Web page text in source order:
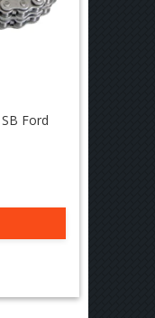
Ford